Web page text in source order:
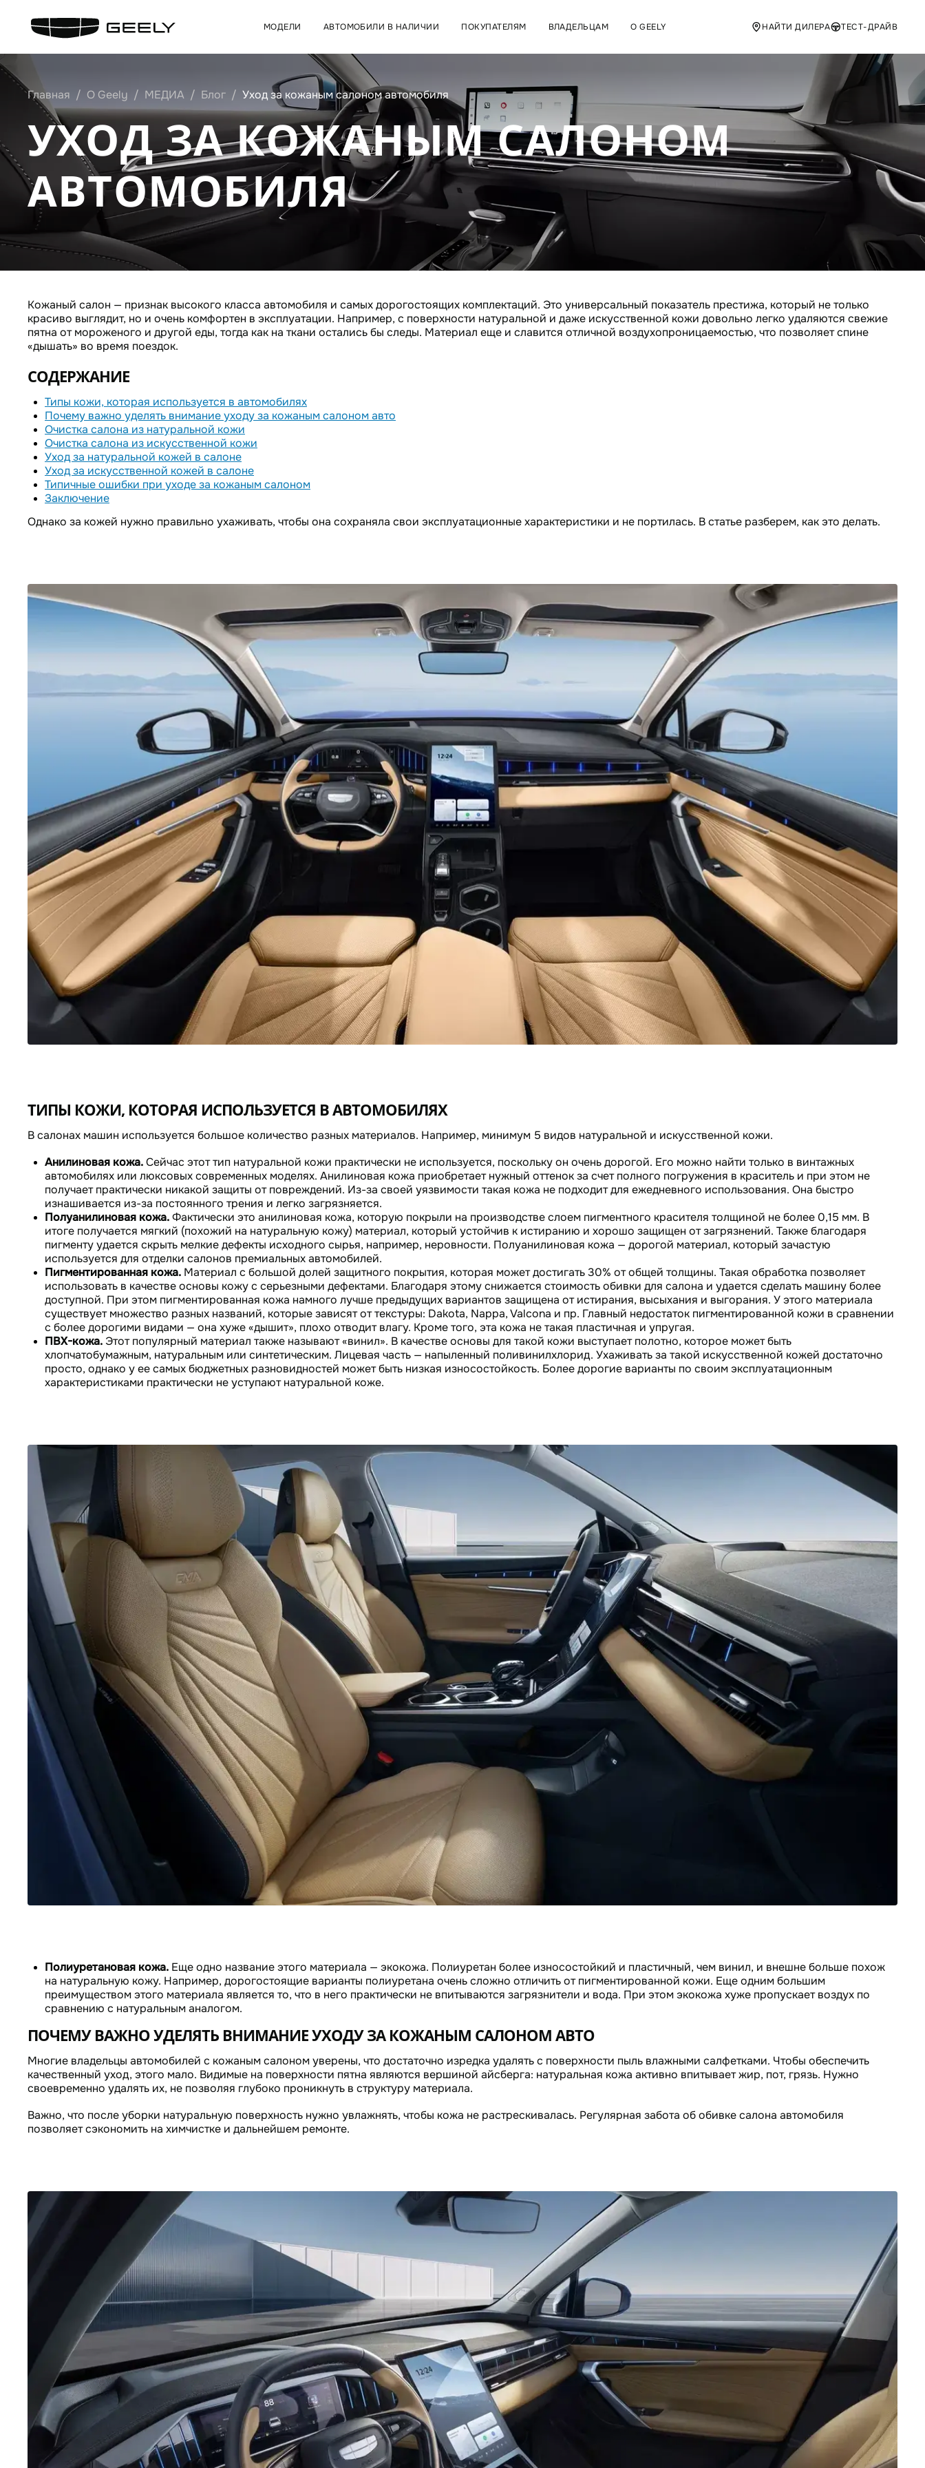
МОДЕЛИ АВТОМОБИЛИ В НАЛИЧИИ ПОКУПАТЕЛЯМ ВЛАДЕЛЬЦАМ О GEELY НАЙТИ ДИЛЕРА ТЕСТ-ДРАЙВ
Главная О Geely МЕДИА Блог Уход за кожаным салоном автомобиля
УХОД ЗА КОЖАНЫМ САЛОНОМ
АВТОМОБИЛЯ
Кожаный салон — признак высокого класса автомобиля и самых дорогостоящих комплектаций. Это универсальный показатель престижа, который не только
красиво выглядит, но и очень комфортен в эксплуатации. Например, с поверхности натуральной и даже искусственной кожи довольно легко удаляются свежие
пятна от мороженого и другой еды, тогда как на ткани остались бы следы. Материал еще и славится отличной воздухопроницаемостью, что позволяет спине
«дышать» во время поездок.
СОДЕРЖАНИЕ
Типы кожи, которая используется в автомобилях
Почему важно уделять внимание уходу за кожаным салоном авто
Очистка салона из натуральной кожи
Очистка салона из искусственной кожи
Уход за натуральной кожей в салоне
Уход за искусственной кожей в салоне
Типичные ошибки при уходе за кожаным салоном
Заключение
Однако за кожей нужно правильно ухаживать, чтобы она сохраняла свои эксплуатационные характеристики и не портилась. В статье разберем, как это делать.
ТИПЫ КОЖИ, КОТОРАЯ ИСПОЛЬЗУЕТСЯ В АВТОМОБИЛЯХ
В салонах машин используется большое количество разных материалов. Например, минимум 5 видов натуральной и искусственной кожи.
Анилиновая кожа.Сейчас этот тип натуральной кожи практически не используется, поскольку он очень дорогой. Его можно найти только в винтажных
автомобилях или люксовых современных моделях. Анилиновая кожа приобретает нужный оттенок за счет полного погружения в краситель и при этом не
получает практически никакой защиты от повреждений. Из-за своей уязвимости такая кожа не подходит для ежедневного использования. Она быстро
изнашивается из-за постоянного трения и легко загрязняется.
Полуанилиновая кожа.Фактически это анилиновая кожа, которую покрыли на производстве слоем пигментного красителя толщиной не более 0,15 мм. В
итоге получается мягкий (похожий на натуральную кожу) материал, который устойчив к истиранию и хорошо защищен от загрязнений. Также благодаря
пигменту удается скрыть мелкие дефекты исходного сырья, например, неровности. Полуанилиновая кожа — дорогой материал, который зачастую
используется для отделки салонов премиальных автомобилей.
Пигментированная кожа. Материал с большой долей защитного покрытия, которая может достигать 30% от общей толщины. Такая обработка позволяет
использовать в качестве основы кожу с серьезными дефектами. Благодаря этому снижается стоимость обивки для салона и удается сделать машину более
доступной. При этом пигментированная кожа намного лучше предыдущих вариантов защищена от истирания, высыхания и выгорания. У этого материала
существует множество разных названий, которые зависят от текстуры: Dakota, Nappa, Valcona и пр. Главный недостаток пигментированной кожи в сравнении
с более дорогими видами — она хуже «дышит», плохо отводит влагу. Кроме того, эта кожа не такая пластичная и упругая.
ПВХ-кожа. Этот популярный материал также называют «винил». В качестве основы для такой кожи выступает полотно, которое может быть
хлопчатобумажным, натуральным или синтетическим. Лицевая часть — напыленный поливинилхлорид. Ухаживать за такой искусственной кожей достаточно
просто, однако у ее самых бюджетных разновидностей может быть низкая износостойкость. Более дорогие варианты по своим эксплуатационным
характеристиками практически не уступают натуральной коже.
Полиуретановая кожа. Еще одно название этого материала — экокожа. Полиуретан более износостойкий и пластичный, чем винил, и внешне больше похож
на натуральную кожу. Например, дорогостоящие варианты полиуретана очень сложно отличить от пигментированной кожи. Еще одним большим
преимуществом этого материала является то, что в него практически не впитываются загрязнители и вода. При этом экокожа хуже пропускает воздух по
сравнению с натуральным аналогом.
ПОЧЕМУ ВАЖНО УДЕЛЯТЬ ВНИМАНИЕ УХОДУ ЗА КОЖАНЫМ САЛОНОМ АВТО
Многие владельцы автомобилей с кожаным салоном уверены, что достаточно изредка удалять с поверхности пыль влажными салфетками. Чтобы обеспечить
качественный уход, этого мало. Видимые на поверхности пятна являются вершиной айсберга: натуральная кожа активно впитывает жир, пот, грязь. Нужно
своевременно удалять их, не позволяя глубоко проникнуть в структуру материала.
Важно, что после уборки натуральную поверхность нужно увлажнять, чтобы кожа не растрескивалась. Регулярная забота об обивке салона автомобиля
позволяет сэкономить на химчистке и дальнейшем ремонте.